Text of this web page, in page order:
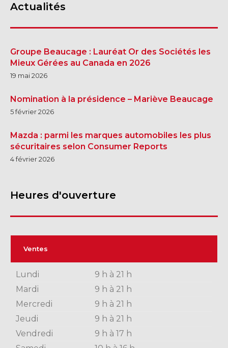
Actualités
Groupe Beaucage : Lauréat Or des Sociétés les
Mieux Gérées au Canada en 2026
19 mai 2026
Nomination à la présidence – Mariève Beaucage
5 février 2026
Mazda : parmi les marques automobiles les plus
sécuritaires selon Consumer Reports
4 février 2026
Heures d'ouverture
Ventes
Lundi
9 h à 21 h
Mardi
9 h à 21 h
Mercredi
9 h à 21 h
Jeudi
9 h à 21 h
Vendredi
9 h à 17 h